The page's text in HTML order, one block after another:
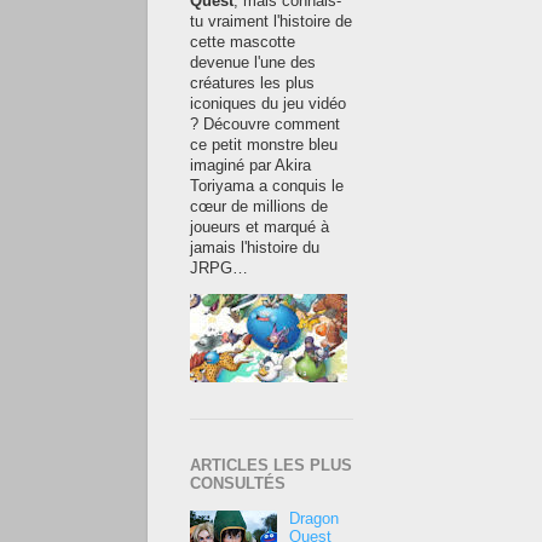
tu vraiment l'histoire de
cette mascotte
devenue l'une des
créatures les plus
iconiques du jeu vidéo
? Découvre comment
ce petit monstre bleu
imaginé par Akira
Toriyama a conquis le
cœur de millions de
joueurs et marqué à
jamais l'histoire du
JRPG…
ARTICLES LES PLUS
CONSULTÉS
Dragon
Quest